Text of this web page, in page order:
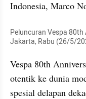
Indonesia, Marco
Peluncuran Vespa
Jakarta, Rabu (26/5/
Vespa 80th
otentik ke dunia
spesial delapan